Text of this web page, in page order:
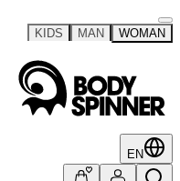
WOMAN
MAN
KIDS
EN